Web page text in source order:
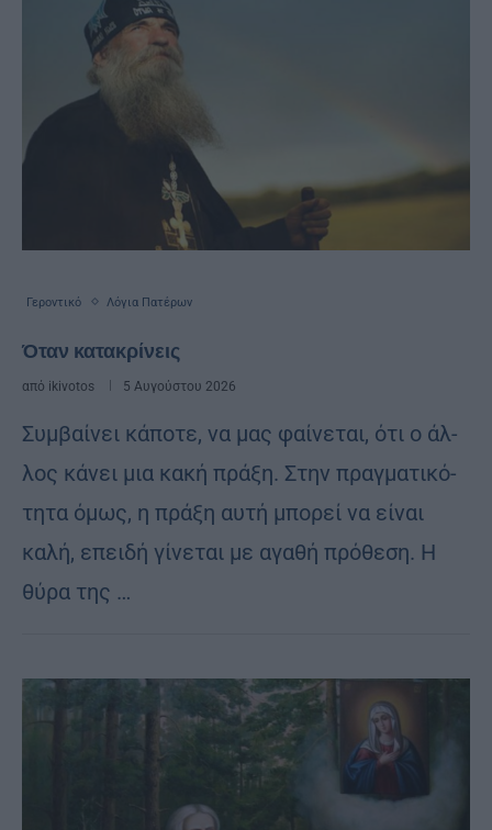
Γεροντικό Λόγια Πατέρων
Όταν κατακρίνεις
από ikivotos 5 Αυγούστου 2026
Συμ­βαί­νει κά­πο­τε, να μας φαί­νε­ται, ότι ο άλ­
λος κά­νει μια κακή πρά­ξη. Στην πραγ­μα­τι­κό­
τη­τα όμως, η πρά­ξη αυτή μπο­ρεί να εί­ναι
καλή, επει­δή γί­νε­ται με αγα­θή πρό­θε­ση. Η
θύρα της …